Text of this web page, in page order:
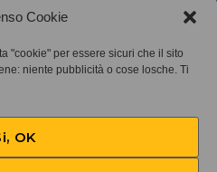
Cookie
"cookie" per essere sicuri che il sito
niente pubblicità o cose losche. Ti
OK
• CF 97882400019 •
(UE) • Protocollo